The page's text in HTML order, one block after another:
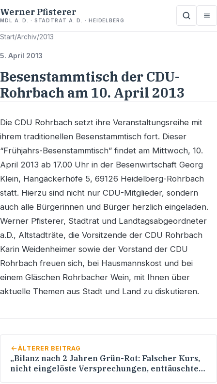
Werner Pfisterer
MDL A. D. · STADTRAT A. D. · HEIDELBERG
Start/Archiv/2013
5. April 2013
Besenstammtisch der CDU-
Rohrbach am 10. April 2013
Die CDU Rohrbach setzt ihre Veranstaltungsreihe mit
ihrem traditionellen Besenstammtisch fort. Dieser
“Frühjahrs-Besenstammtisch” findet am Mittwoch, 10.
April 2013 ab 17.00 Uhr in der Besenwirtschaft Georg
Klein, Hangäckerhöfe 5, 69126 Heidelberg-Rohrbach
statt. Hierzu sind nicht nur CDU-Mitglieder, sondern
auch alle Bürgerinnen und Bürger herzlich eingeladen.
Werner Pfisterer, Stadtrat und Landtagsabgeordneter
a.D., Altstadträte, die Vorsitzende der CDU Rohrbach
Karin Weidenheimer sowie der Vorstand der CDU
Rohrbach freuen sich, bei Hausmannskost und bei
einem Gläschen Rohrbacher Wein, mit Ihnen über
aktuelle Themen aus Stadt und Land zu diskutieren.
ÄLTERER BEITRAG
„Bilanz nach 2 Jahren Grün-Rot: Falscher Kurs,
nicht eingelöste Versprechungen, enttäuschte